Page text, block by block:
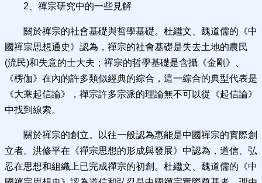
2、禪宗研究中的一些見解
關於禪宗的社會基礎與哲學基礎。杜繼文、魏道儒的《中
國禪宗思想通史》認為，禪宗的社會基礎是失去土地的農民
(流民)和失意的士大夫；禪宗的哲學基礎是含攝《金剛》、
《楞伽》在內的許多類似經典的綜合，這一綜合的典型代表是
《大乘起信論》，禪宗許多宗派的理論無不可以從《起信論》
中找到線索。
關於禪宗的創立。以往一般認為惠能是中國禪宗的實際創
立者。洪修平在《禪宗思想的形成與發展》中認為，道信、弘
忍在思想和組織上已完成禪宗的初創。杜繼文、魏道儒的《中